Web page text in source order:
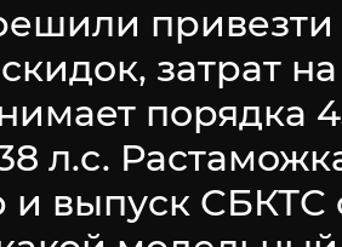
привезти
затрат
л.с.
выпуск